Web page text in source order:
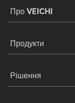
Про VEICHI
Продукти
Рішення